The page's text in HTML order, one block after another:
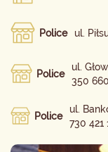
Police ul.
Police
ul.
350 660
Police
ul.
730 421